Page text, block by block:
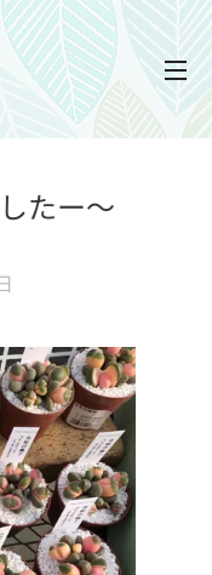
たー〜